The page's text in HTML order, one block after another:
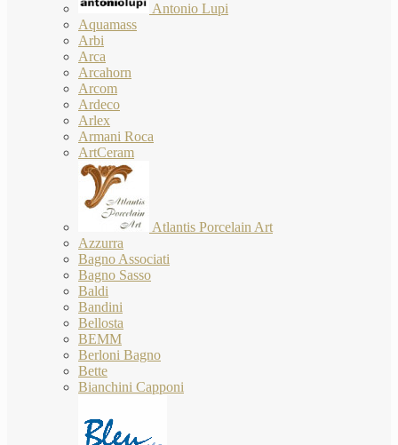
Antonio Lupi
Aquamass
Arbi
Arca
Arcahorn
Arcom
Ardeco
Arlex
Armani Roca
ArtCeram
Atlantis Porcelain Art
Azzurra
Bagno Associati
Bagno Sasso
Baldi
Bandini
Bellosta
BEMM
Berloni Bagno
Bette
Bianchini Capponi